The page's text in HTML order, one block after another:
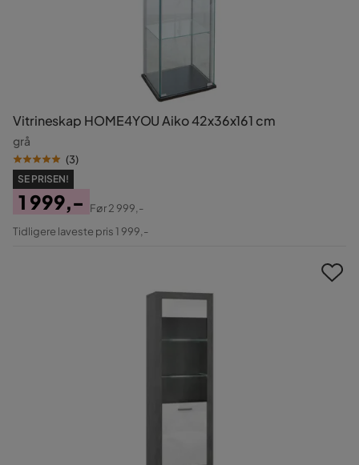
Vitrineskap HOME4YOU Aiko 42x36x161 cm
grå
(3)
SE PRISEN!
Pris
1 999,-
Original
Før2 999,-
Tidligere laveste pris 1 999,-